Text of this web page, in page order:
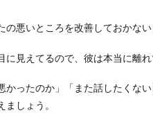
悪いところを改善しておかない
に見えてるので、彼は本当に離れ
かったのか」「また話したくな
しょう。